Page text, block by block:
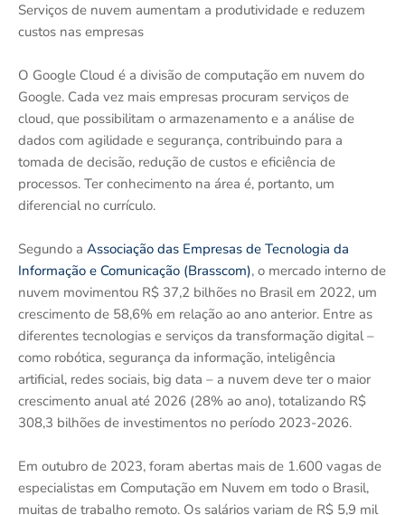
Serviços de nuvem aumentam a produtividade e reduzem
custos nas empresas
O Google Cloud é a divisão de computação em nuvem do
Google. Cada vez mais empresas procuram serviços de
cloud, que possibilitam o armazenamento e a análise de
dados com agilidade e segurança, contribuindo para a
tomada de decisão, redução de custos e eficiência de
processos. Ter conhecimento na área é, portanto, um
diferencial no currículo.
Segundo a Associação das Empresas de Tecnologia da
Informação e Comunicação (Brasscom), o mercado interno de
nuvem movimentou R$ 37,2 bilhões no Brasil em 2022, um
crescimento de 58,6% em relação ao ano anterior. Entre as
diferentes tecnologias e serviços da transformação digital –
como robótica, segurança da informação, inteligência
artificial, redes sociais, big data – a nuvem deve ter o maior
crescimento anual até 2026 (28% ao ano), totalizando R$
308,3 bilhões de investimentos no período 2023-2026.
Em outubro de 2023, foram abertas mais de 1.600 vagas de
especialistas em Computação em Nuvem em todo o Brasil,
muitas de trabalho remoto. Os salários variam de R$ 5,9 mil